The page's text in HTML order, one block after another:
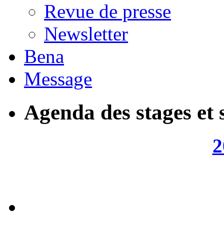
Revue de presse
Newsletter
Bena
Message
Agenda des stages et